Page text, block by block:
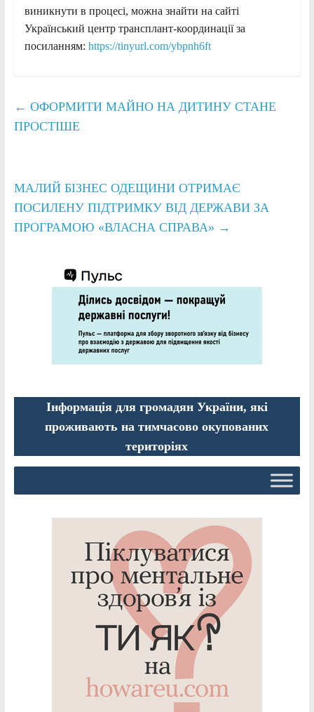
виникнути в процесі, можна знайти на сайті
Український центр трансплант-координації за
посиланням: https://tinyurl.com/ybpnh6ft
← ОФОРМИТИ МАЙНО НА ДИТИНУ СТАНЕ
ПРОСТІШЕ
МАЛИЙ БІЗНЕС ОДЕЩИНИ ОТРИМАЄ
ПОСИЛЕНУ ПІДТРИМКУ ВІД ДЕРЖАВИ ЗА
ПРОГРАМОЮ «ВЛАСНА СПРАВА» →
Інформація для громадян України, які
проживають на тимчасово окупованих
територіях